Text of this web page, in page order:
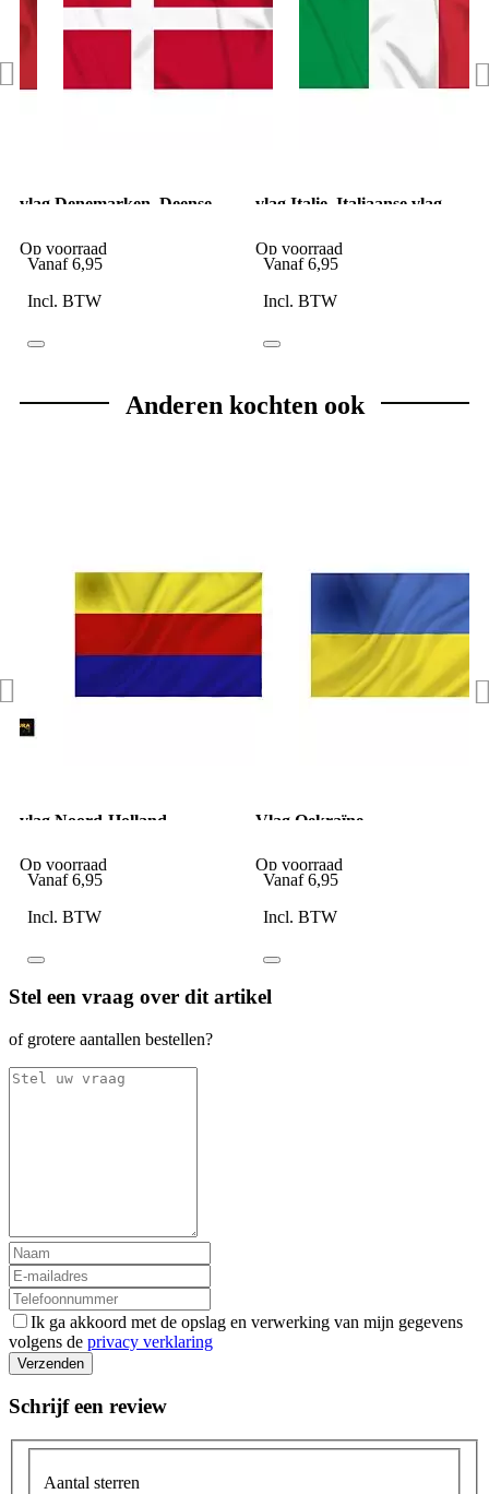
vlag Denemarken, Deense
Op voorraad
Vanaf 6,95
Incl. BTW
vlag Italie, Italiaanse vlag
Op voorraad
Vanaf 6,95
Incl. BTW
Anderen kochten ook
vlag Noord-Holland
Op voorraad
Vanaf 6,95
Incl. BTW
Vlag Oekraïne
Op voorraad
Vanaf 6,95
Incl. BTW
Stel een vraag over dit artikel
of grotere aantallen bestellen?
Ik ga akkoord met de opslag en verwerking van mijn gegevens
volgens de privacy verklaring
Verzenden
Schrijf een review
Aantal sterren